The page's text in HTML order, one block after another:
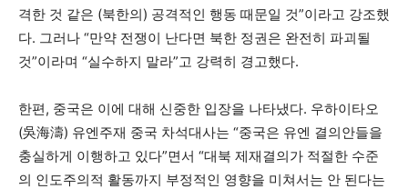
격한 것 같은 (북한의) 공격적인 행동 때문일 것”이라고 강조했
다. 그러나 “만약 전쟁이 난다면 북한 정권은 완전히 파괴될
것”이라며 “실수하지 말라”고 강력히 경고했다.
한편, 중국은 이에 대해 신중한 입장을 나타냈다. 우하이타오
(吳海濤) 유엔주재 중국 차석대사는 “중국은 유엔 결의안들을
충실하게 이행하고 있다”면서 “대북 제재결의가 적절한 수준
의 인도주의적 활동까지 부정적인 영향을 미쳐서는 안 된다는